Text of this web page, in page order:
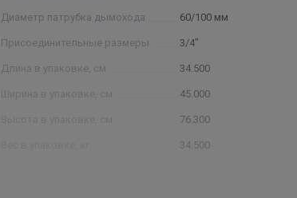
Диаметр патрубка дымохода 60/100 мм
Присоединительные размеры 3/4"
Длина в упаковке, см. 34.500
Ширина в упаковке, см. 45.000
76.300
34.500